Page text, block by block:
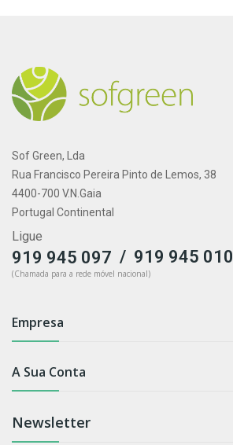
Sof Green, Lda
Rua Francisco Pereira Pinto de Lemos, 38
4400-700 V.N.Gaia
Portugal Continental
Ligue
919 945 097 / 919 945 010
(Chamada para a rede móvel nacional)
Empresa
A Sua Conta
Newsletter